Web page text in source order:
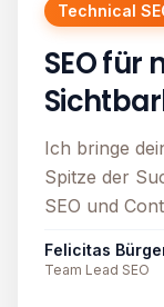
Technical
SEO für
Ich bringe
Spitze der
SEO und
Felicitas
Team Lead SEO